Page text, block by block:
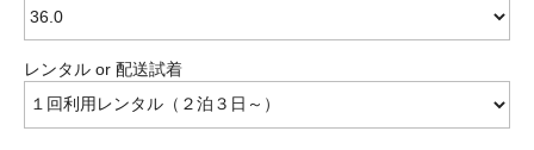
レンタル or 配送試着